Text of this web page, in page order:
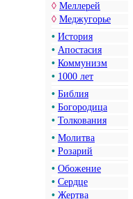
◊ Меллерей
◊ Меджугорье
• История
• Апостасия
• Коммунизм
• 1000 лет
• Библия
• Богородица
• Толкования
• Молитва
• Розарий
• Обожение
• Сердце
• Жертва